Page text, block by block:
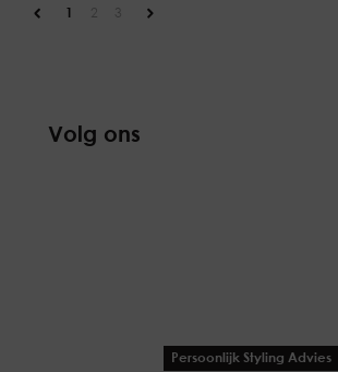
Persoonlijk Styling Advies
1 2 3
Volg ons